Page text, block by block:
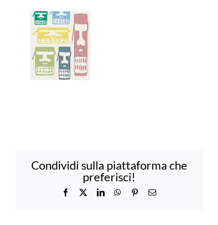
Condividi sulla piattaforma che
preferisci!
Facebook LinkedInWhatsApp
PinterestEmail